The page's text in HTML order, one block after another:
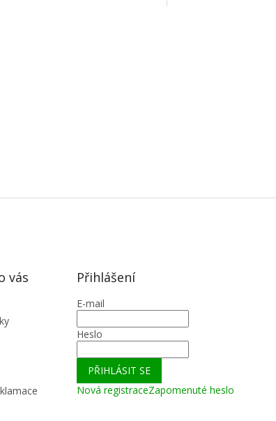
v
vás Přihlášení
E-mail
Heslo
PŘIHLÁSIT SE
Nová registraceZapomenuté heslo